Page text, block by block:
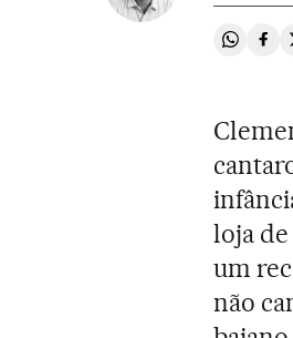
loja
um
não